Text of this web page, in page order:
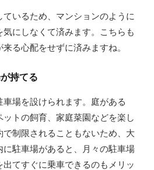
いるため、マンションのように
気にしなくて済みます。こちらも
る心配をせずに済みますね。
持てる
場を設けられます。庭がある
トの飼育、家庭菜園などを楽し
制限されることもないため、大
駐車場があると、月々の駐車場
てすぐに乗車できるのもメリッ